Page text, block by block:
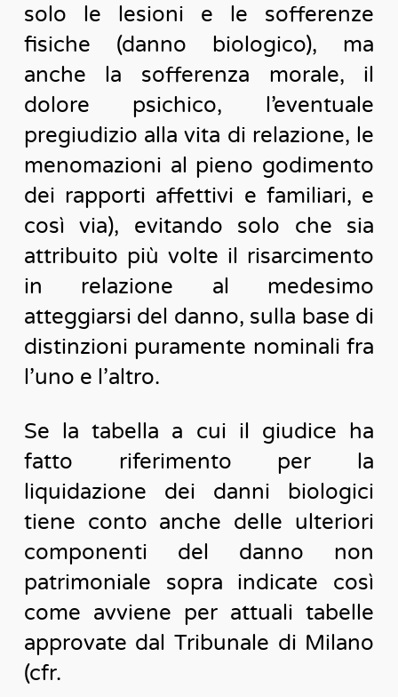
solo le lesioni e le sofferenze
fisiche (danno biologico), ma
anche la sofferenza morale, il
dolore psichico, l’eventuale
pregiudizio alla vita di relazione, le
menomazioni al pieno godimento
dei rapporti affettivi e familiari, e
così via), evitando solo che sia
attribuito più volte il risarcimento
in relazione al medesimo
atteggiarsi del danno, sulla base di
distinzioni puramente nominali fra
l’uno e l’altro.
Se la tabella a cui il giudice ha
fatto riferimento per la
liquidazione dei danni biologici
tiene conto anche delle ulteriori
componenti del danno non
patrimoniale sopra indicate così
come avviene per attuali tabelle
approvate dal Tribunale di Milano
(cfr.